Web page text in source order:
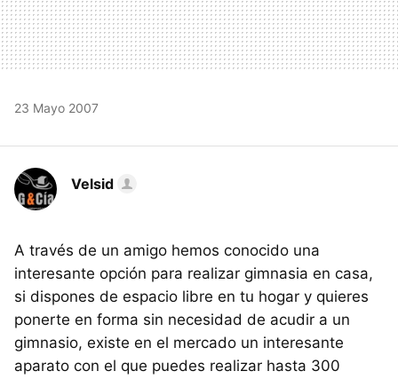
23 Mayo 2007
Velsid
A través de un amigo hemos conocido una
interesante opción para realizar gimnasia en casa,
si dispones de espacio libre en tu hogar y quieres
ponerte en forma sin necesidad de acudir a un
gimnasio, existe en el mercado un interesante
aparato con el que puedes realizar hasta 300